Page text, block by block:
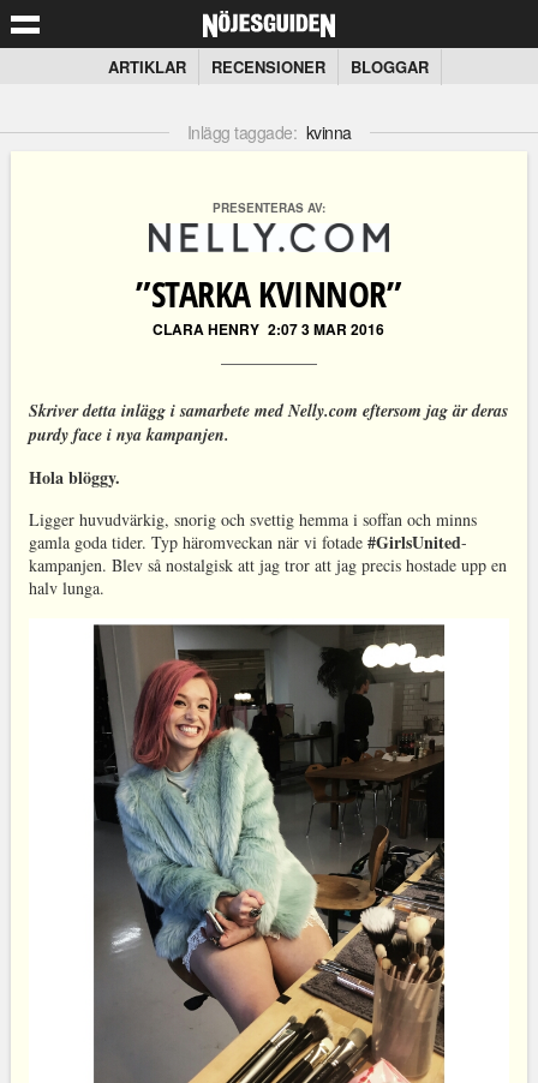
ARTIKLAR RECENSIONER BLOGGAR
Inlägg taggade: kvinna
PRESENTERAS AV:
”STARKA KVINNOR”
CLARA HENRY 2:07 3 MAR 2016
Skriver detta inlägg i samarbete med Nelly.com eftersom jag är deras
purdy face i nya kampanjen.
Hola blöggy.
Ligger huvudvärkig, snorig och svettig hemma i soffan och minns
gamla goda tider. Typ häromveckan när vi fotade #GirlsUnited-
kampanjen. Blev så nostalgisk att jag tror att jag precis hostade upp en
halv lunga.